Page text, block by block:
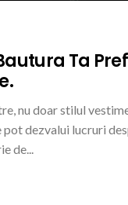
Ta
nu doar stilul
pot dezvalui lucruri
de...